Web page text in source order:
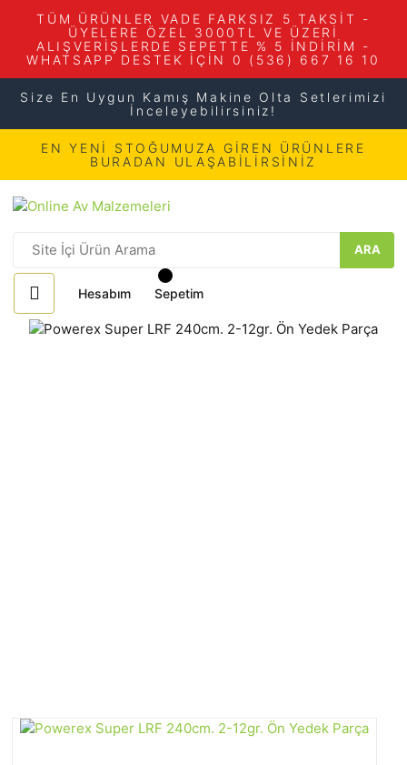
TÜM ÜRÜNLER VADE FARKSIZ 5 TAKSİT -
ÜYELERE ÖZEL 3000TL VE ÜZERİ
ALIŞVERİŞLERDE SEPETTE % 5 İNDİRİM -
WHATSAPP DESTEK İÇİN 0 (536) 667 16 10
Size En Uygun Kamış Makine Olta Setlerimizi
İnceleyebilirsiniz!
EN YENİ STOĞUMUZA GİREN ÜRÜNLERE
BURADAN ULAŞABİLİRSİNİZ
ARA
Hesabım Sepetim